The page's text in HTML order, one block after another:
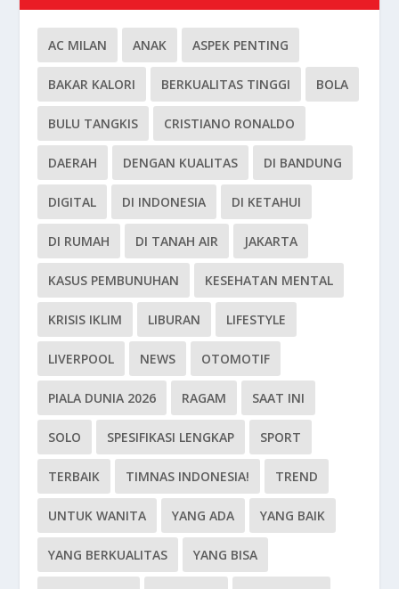
AC MILAN ANAK ASPEK PENTING
BAKAR KALORI BERKUALITAS TINGGI BOLA
BULU TANGKIS CRISTIANO RONALDO
DAERAH DENGAN KUALITAS DI BANDUNG
DIGITAL DI INDONESIA DI KETAHUI
DI RUMAH DI TANAH AIR JAKARTA
KASUS PEMBUNUHAN KESEHATAN MENTAL
KRISIS IKLIM LIBURAN LIFESTYLE
LIVERPOOL NEWS OTOMOTIF
PIALA DUNIA 2026 RAGAM SAAT INI
SOLO SPESIFIKASI LENGKAP SPORT
TERBAIK TIMNAS INDONESIA! TREND
UNTUK WANITA YANG ADA YANG BAIK
YANG BERKUALITAS YANG BISA